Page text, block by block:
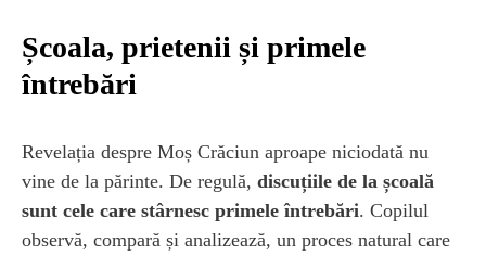
Școala, prietenii și primele
întrebări
Revelația despre Moș Crăciun aproape niciodată nu
vine de la părinte. De regulă, discuțiile de la școală
sunt cele care stârnesc primele întrebări. Copilul
observă, compară și analizează, un proces natural care